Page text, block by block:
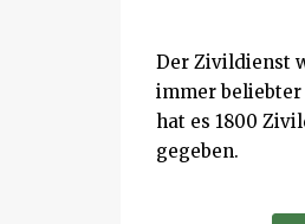
Der Zivildienst
immer beliebter
hat es 1800
gegeben.